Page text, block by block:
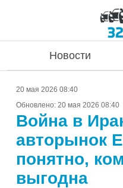
Новости
20 мая 2026 08:40
Обновлено: 20 мая 2026 08:40
Война в
авторынок
понятно,
выгодна